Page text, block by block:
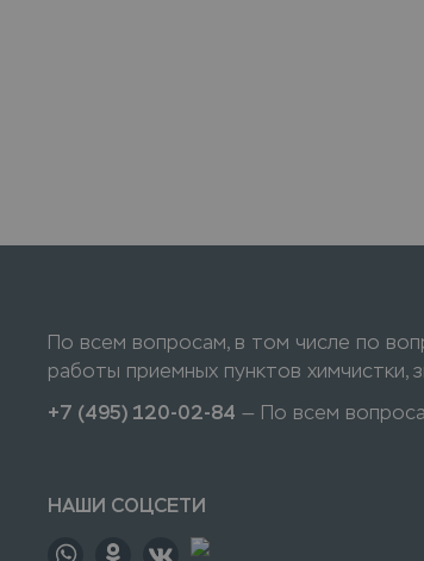
По всем вопросам, в том числе по
работы приемных пунктов химчистки,
+7 (495) 120-02-84 — По всем
НАШИ СОЦСЕТИ